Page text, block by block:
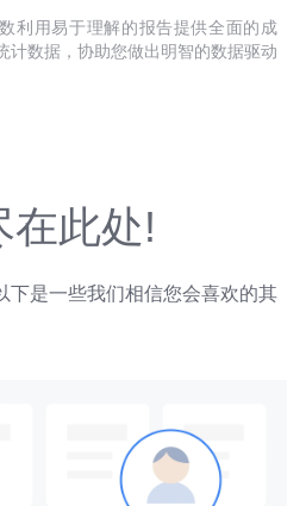
利用易于理解的报告提供全面的成
计数据，协助您做出明智的数据驱动
在此处!
下是一些我们相信您会喜欢的其